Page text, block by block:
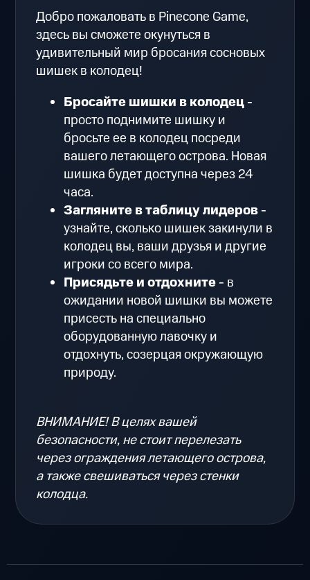
Добро пожаловать в Pinecone Game,
здесь вы сможете окунуться в
удивительный мир бросания сосновых
шишек в колодец!
Бросайте шишки в колодец-
просто поднимите шишку и
бросьте ее в колодец посреди
вашего летающего острова. Новая
шишка будет доступна через 24
часа.
Загляните в таблицу лидеров-
узнайте, сколько шишек закинули в
колодец вы, ваши друзья и другие
игроки со всего мира.
Присядьте и отдохните- в
ожидании новой шишки вы можете
присесть на специально
оборудованную лавочку и
отдохнуть, созерцая окружающую
природу.
ВНИМАНИЕ! В целях вашей
безопасности, не стоит перелезать
через ограждения летающего острова,
а также свешиваться через стенки
колодца.